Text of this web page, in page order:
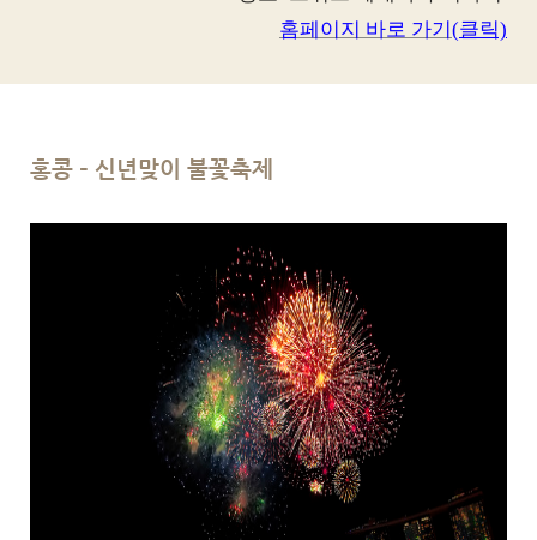
홈페이지 바로 가기(클릭)
홍콩 – 신년맞이 불꽃축제